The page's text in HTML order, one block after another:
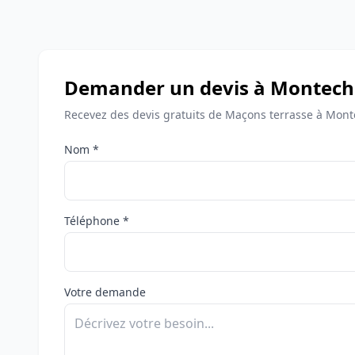
Demander un devis à Montech
Recevez des devis gratuits de Maçons terrasse à
Nom *
Téléphone *
Votre demande